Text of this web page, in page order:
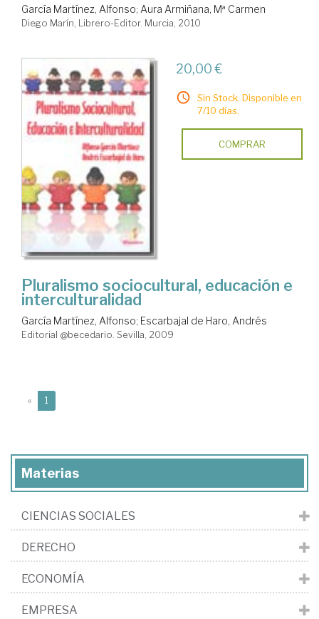
García Martínez, Alfonso; Aura Armiñana, Mª Carmen
Diego Marín, Librero-Editor. Murcia, 2010
20,00 €
Sin Stock. Disponible en
7/10 días.
COMPRAR
Pluralismo sociocultural, educación e
interculturalidad
García Martínez, Alfonso; Escarbajal de Haro, Andrés
Editorial @becedario. Sevilla, 2009
« 1
Materias
CIENCIAS SOCIALES
DERECHO
ECONOMÍA
EMPRESA